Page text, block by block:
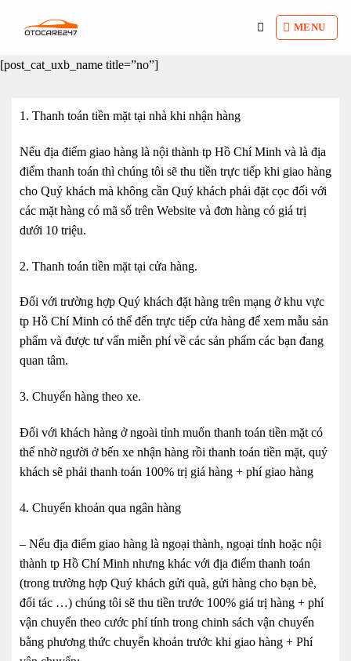
dung
MENU
[post_cat_uxb_name title=”no”]
1. Thanh toán tiền mặt tại nhà khi nhận hàng
Nếu địa điểm giao hàng là nội thành tp Hồ Chí Minh và là địa
điểm thanh toán thì chúng tôi sẽ thu tiền trực tiếp khi giao hàng
cho Quý khách mà không cần Quý khách phải đặt cọc đối với
các mặt hàng có mã số trên Website và đơn hàng có giá trị
dưới 10 triệu.
2. Thanh toán tiền mặt tại cửa hàng.
Đối với trường hợp Quý khách đặt hàng trên mạng ở khu vực
tp Hồ Chí Minh có thể đến trực tiếp cửa hàng để xem mẫu sản
phẩm và được tư vấn miễn phí về các sản phẩm các bạn đang
quan tâm.
3. Chuyển hàng theo xe.
Đối với khách hàng ở ngoài tỉnh muốn thanh toán tiền mặt có
thể nhờ người ở bến xe nhận hàng rồi thanh toán tiền mặt, quý
khách sẽ phải thanh toán 100% trị giá hàng + phí giao hàng
4. Chuyển khoản qua ngân hàng
– Nếu địa điểm giao hàng là ngoại thành, ngoại tỉnh hoặc nội
thành tp Hồ Chí Minh nhưng khác với địa điểm thanh toán
(trong trường hợp Quý khách gửi quà, gửi hàng cho bạn bè,
đối tác …) chúng tôi sẽ thu tiền trước 100% giá trị hàng + phí
vận chuyển theo cước phí tính trong chinh sách vận chuyển
bằng phương thức chuyển khoản trước khi giao hàng + Phí